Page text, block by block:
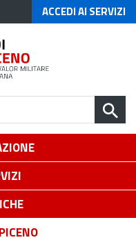
ACCEDI AI SERVIZI